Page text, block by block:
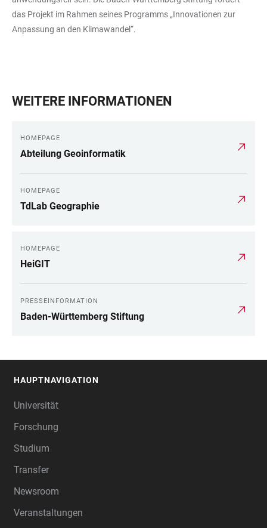
das Projekt im Rahmen seines Programms „Innovationen zur
Anpassung an den Klimawandel“.
WEITERE INFORMATIONEN
HOMEPAGE
Abteilung Geoinformatik
HOMEPAGE
TdLab Geographie
HOMEPAGE
HeiGIT
PRESSEINFORMATION
Baden-Württemberg Stiftung
HAUPTNAVIGATION
Universität
Forschung
Studium
Transfer
Newsroom
Veranstaltungen